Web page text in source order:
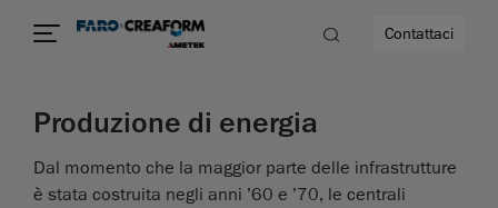
Contattaci
Produzione di energia
Dal momento che la maggior parte delle infrastrutture
è stata costruita negli anni ’60 e ’70, le centrali